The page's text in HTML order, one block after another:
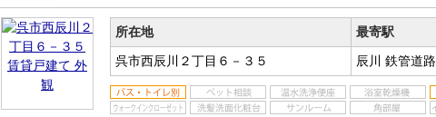
賃貸戸建
て
所在地 最寄駅
呉市西辰川２丁目６－３５
辰川 鉄管道路